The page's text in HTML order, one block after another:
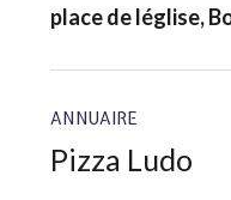
place de léglise,
ANNUAIRE
Pizza Ludo